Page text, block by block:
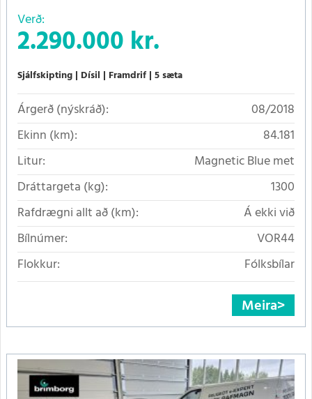
Verð:
2.290.000 kr.
Sjálfskipting Dísil Framdrif 5 sæta
Árgerð (nýskráð):
08/2018
Ekinn (km):
84.181
Litur:
Magnetic Blue met
Dráttargeta (kg):
1300
Rafdrægni allt að (km):
Á ekki við
Bílnúmer:
VOR44
Flokkur:
Fólksbílar
Meira